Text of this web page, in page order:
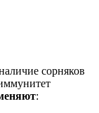
сорняков
: